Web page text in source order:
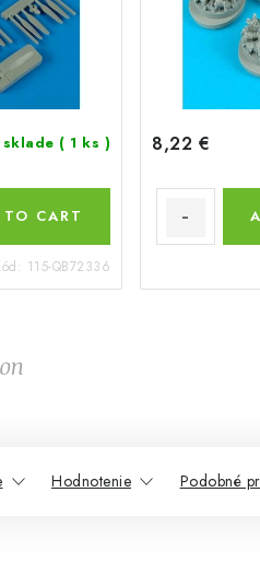
sklade ( 1 ks )
CART
115-QB72336
8,22 €
Hodnotenie Podobné